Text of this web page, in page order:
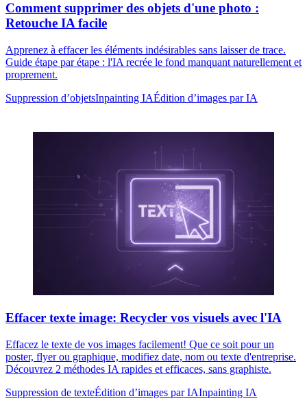
Comment supprimer des objets d'une photo :
Retouche IA facile
Apprenez à effacer les éléments indésirables sans laisser de trace.
Guide étape par étape : l'IA recrée le fond manquant naturellement et
proprement.
Suppression d’objetsInpainting IAÉdition d’images par IA
Effacer texte image: Recycler vos visuels avec l'IA
Effacez le texte de vos images facilement! Que ce soit pour un
poster, flyer ou graphique, modifiez date, nom ou texte d'entreprise.
Découvrez 2 méthodes IA rapides et efficaces, sans graphiste.
Suppression de texteÉdition d’images par IAInpainting IA